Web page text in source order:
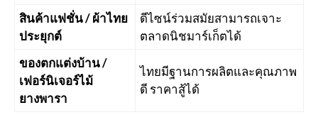
สินค้าแฟชั่น / ผ้าไทย
ประยุกต์
ดีไซน์ร่วมสมัยสามารถเจาะ
ตลาดนิชมาร์เก็ตได้
ของตกแต่งบ้าน /
เฟอร์นิเจอร์ไม้
ยางพารา
ไทยมีฐานการผลิตและคุณภาพ
ดี ราคาสู้ได้